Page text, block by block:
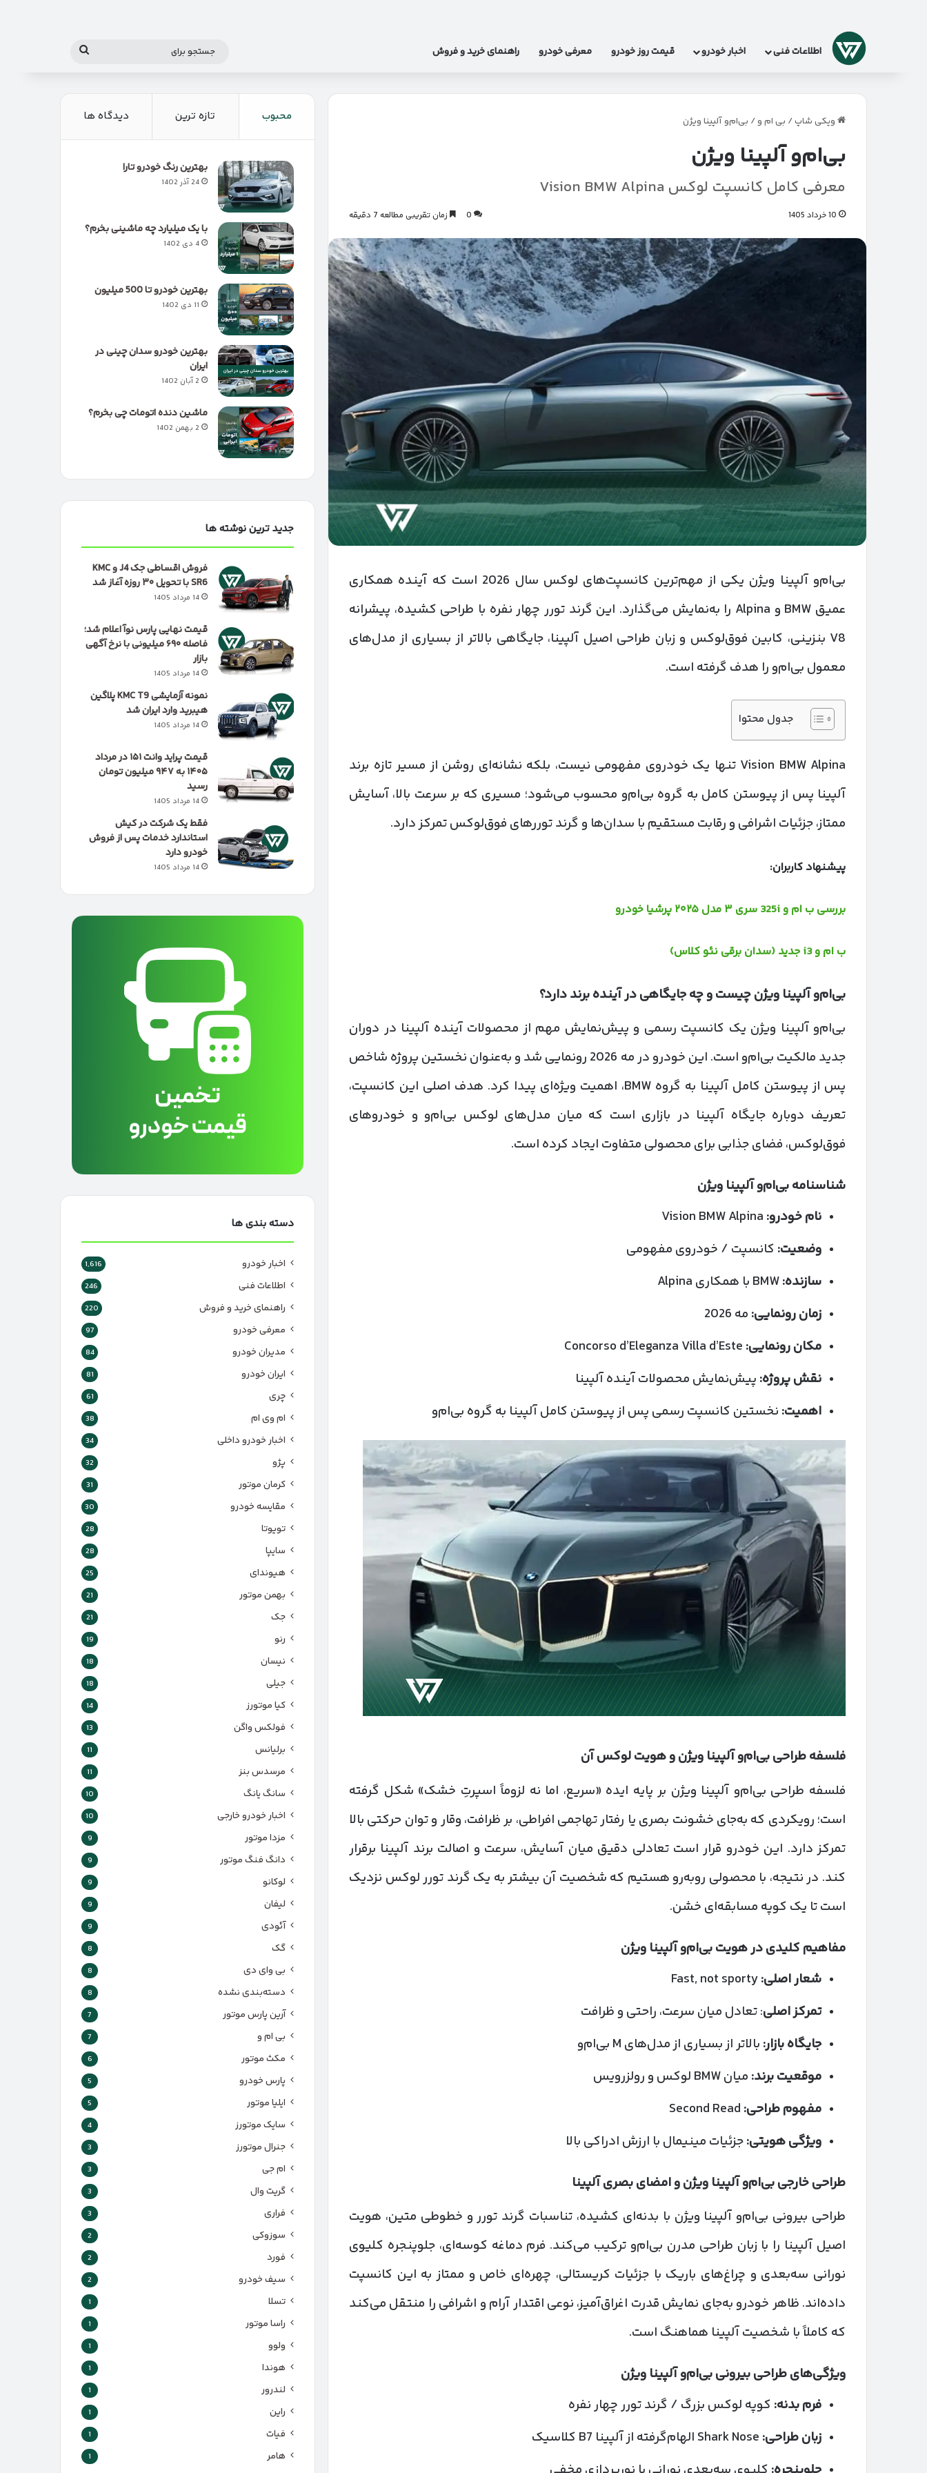
لوگو اطلاعات فنی اخبار خودرو قیمت روز خودرو معرفی خودرو راهنمای خرید و فروش
جستجو
ویکی شاپ/ بی ام و/ بی‌ام‌و آلپینا ویژن
بی‌ام‌و آلپینا ویژن
معرفی کامل کانسپت لوکس Vision BMW Alpina
10 خرداد 1405 0 زمان تقریبی مطالعه 7 دقیقه
بی‌ام‌و آلپینا ویژن یکی از مهم‌ترین کانسپت‌های لوکس سال 2026 است که آینده همکاری
عمیق BMW و Alpina را به‌نمایش می‌گذارد. این گرند تورر چهار نفره با طراحی کشیده، پیشرانه
V8 بنزینی، کابین فوق‌لوکس و زبان طراحی اصیل آلپینا، جایگاهی بالاتر از بسیاری از مدل‌های
معمول بی‌ام‌و را هدف گرفته است.
جدول محتوا
Vision BMW Alpina تنها یک خودروی مفهومی نیست، بلکه نشانه‌ای روشن از مسیر تازه برند
آلپینا پس از پیوستن کامل به گروه بی‌ام‌و محسوب می‌شود؛ مسیری که بر سرعت بالا، آسایش
ممتاز، جزئیات اشرافی و رقابت مستقیم با سدان‌ها و گرند توررهای فوق‌لوکس تمرکز دارد.
پیشنهاد کاربران:
بررسی ب ام و 325i سری ۳ مدل ۲۰۲۵ پرشیا خودرو
ب‌ ام‌ و i3 جدید (سدان برقی نئو کلاس)
بی‌ام‌و آلپینا ویژن چیست و چه جایگاهی در آینده برند دارد؟
بی‌ام‌و آلپینا ویژن یک کانسپت رسمی و پیش‌نمایش مهم از محصولات آینده آلپینا در دوران
جدید مالکیت بی‌ام‌و است. این خودرو در مه 2026 رونمایی شد و به‌عنوان نخستین پروژه شاخص
پس از پیوستن کامل آلپینا به گروه BMW، اهمیت ویژه‌ای پیدا کرد. هدف اصلی این کانسپت،
تعریف دوباره جایگاه آلپینا در بازاری است که میان مدل‌های لوکس بی‌ام‌و و خودروهای
فوق‌لوکس، فضای جذابی برای محصولی متفاوت ایجاد کرده است.
شناسنامه بی‌ام‌و آلپینا ویژن
نام خودرو:
وضعیت: کانسپت / خودروی مفهومی
سازنده:
زمان رونمایی: مه 2026
مکان رونمایی:
نقش پروژه: پیش‌نمایش محصولات آینده آلپینا
اهمیت: نخستین کانسپت رسمی پس از پیوستن کامل آلپینا به گروه بی‌ام‌و
فلسفه طراحی بی‌ام‌و آلپینا ویژن و هویت لوکس آن
فلسفه طراحی بی‌ام‌و آلپینا ویژن بر پایه ایده «سریع، اما نه لزوماً اسپرتِ خشک» شکل گرفته
است؛ رویکردی که به‌جای خشونت بصری یا رفتار تهاجمی افراطی، بر ظرافت، وقار و توان حرکتی بالا
تمرکز دارد. این خودرو قرار است تعادلی دقیق میان آسایش، سرعت و اصالت برند آلپینا برقرار
کند. در نتیجه، با محصولی روبه‌رو هستیم که شخصیت آن بیشتر به یک گرند تورر لوکس نزدیک
است تا یک کوپه مسابقه‌ای خشن.
مفاهیم کلیدی در هویت بی‌ام‌و آلپینا ویژن
شعار اصلی:
تمرکز اصلی: تعادل میان سرعت، راحتی و ظرافت
جایگاه بازار: بالاتر از بسیاری از مدل‌های M بی‌ام‌و
موقعیت برند: میان BMW لوکس و رولزرویس
مفهوم طراحی:
ویژگی هویتی:جزئیات مینیمال با ارزش ادراکی بالا
طراحی خارجی بی‌ام‌و آلپینا ویژن و امضای بصری آلپینا
طراحی بیرونی بی‌ام‌و آلپینا ویژن با بدنه‌ای کشیده، تناسبات گرند تورر و خطوطی متین، هویت
اصیل آلپینا را با زبان طراحی مدرن بی‌ام‌و ترکیب می‌کند. فرم دماغه کوسه‌ای، جلوپنجره کلیوی
نورانی سه‌بعدی و چراغ‌های باریک با جزئیات کریستالی، چهره‌ای خاص و ممتاز به این کانسپت
داده‌اند. ظاهر خودرو به‌جای نمایش قدرت اغراق‌آمیز، نوعی اقتدار آرام و اشرافی را منتقل می‌کند
که کاملاً با شخصیت آلپینا هماهنگ است.
ویژگی‌های طراحی بیرونی بی‌ام‌و آلپینا ویژن
فرم بدنه: کوپه لوکس بزرگ / گرند تورر چهار نفره
زبان طراحی:
محبوب تازه ترین دیدگاه ها
بهترین رنگ خودرو تارا
24 آذر 1402
با یک میلیارد چه ماشینی بخرم؟
4 دی 1402
بهترین خودرو تا 500 میلیون
11 دی 1402
بهترین خودرو سدان چینی در
ایران
2 آبان 1402
ماشین دنده اتومات چی بخرم؟
2 بهمن 1402
جدید ترین نوشته ها
فروش اقساطی جک J4 و KMC
SR6 با تحویل ۳۰ روزه آغاز شد
14 مرداد 1405
قیمت نهایی پارس نوآ اعلام شد؛
فاصله ۶۹۰ میلیونی با نرخ آگهی
بازار
14 مرداد 1405
نمونه آزمایشی KMC T9 پلاگین
هیبرید وارد ایران شد
14 مرداد 1405
قیمت پراید وانت ۱۵۱ در مرداد
۱۴۰۵ به ۹۴۷ میلیون تومان
رسید
14 مرداد 1405
فقط یک شرکت در کیش
استاندارد خدمات پس از فروش
خودرو دارد
14 مرداد 1405
دسته بندی ها
اخبار خودرو 1,616
اطلاعات فنی 246
راهنمای خرید و فروش 220
معرفی خودرو 97
مدیران خودرو 84
ایران خودرو 81
چری 61
ام وی ام 38
اخبار خودرو داخلی 34
پژو 32
کرمان موتور 31
مقایسه خودرو 30
تویوتا 28
سایپا 28
هیوندای 25
بهمن موتور 21
جک 21
رنو 19
نیسان 18
جیلی 18
کیا موتورز 14
فولکس واگن 13
برلیانس 11
مرسدس بنز 11
سانگ یانگ 10
اخبار خودرو خارجی 10
مزدا موتور 9
دانگ فنگ موتور 9
لوکانو 9
لیفان 9
آئودی 9
گک 8
بی وای دی 8
دسته‌بندی نشده 8
آرین پارس موتور 7
بی ام و 7
مکث موتور 6
پارس‌ خودرو 5
ایلیا موتور 5
سایک موتورز 4
جنرال موتورز 3
ام جی 3
گریت وال 3
فراری 3
سوزوکی 2
فورد 2
سیف خودرو 2
تسلا 1
راسا موتور 1
ولوو 1
هوندا 1
لندرور 1
راین 1
فیات 1
هامر 1